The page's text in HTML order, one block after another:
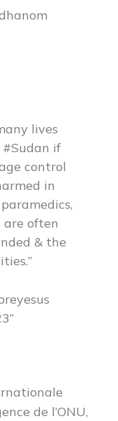
lives
#Sudan if
control
in
are often
& the
de l’ONU,